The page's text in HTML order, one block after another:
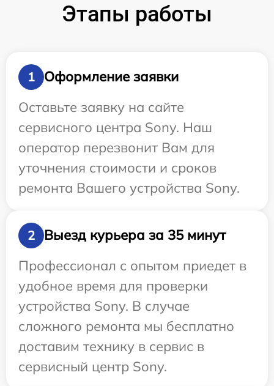
Этапы работы
1
Оформление заявки
Оставьте заявку на сайте
сервисного центра Sony. Наш
оператор перезвонит Вам для
уточнения стоимости и сроков
ремонта Вашего устройства Sony.
2
Выезд курьера за 35 минут
Профессионал с опытом приедет в
удобное время для проверки
устройства Sony. В случае
сложного ремонта мы бесплатно
доставим технику в сервис в
сервисный центр Sony.